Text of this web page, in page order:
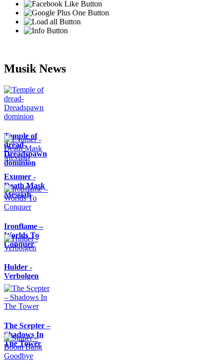
Musik News
Temple of
dread-
Dreadspawn
dominion
Exumer -
Death Mask
Messiah
Ironflame –
Worlds To
Conquer
Hulder -
Verbolgen
The Scepter –
Shadows In
The Tower